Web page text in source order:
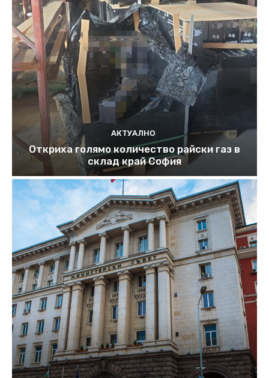
АКТУАЛНО
Откриха голямо количество райски газ в
склад край София